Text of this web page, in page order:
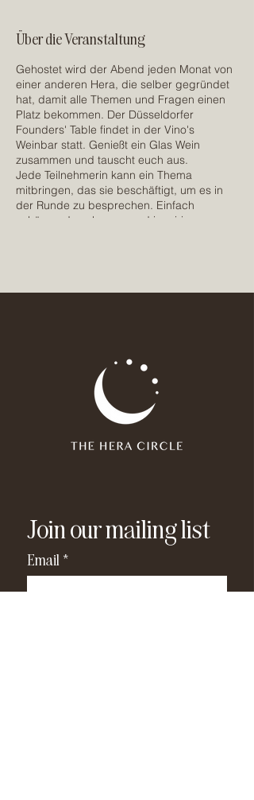
Über die Veranstaltung
Gehostet wird der Abend jeden Monat von
einer anderen Hera, die selber gegründet
hat, damit alle Themen und Fragen einen
Platz bekommen. Der Düsseldorfer
Founders' Table findet in der Vino's
Weinbar statt. Genießt ein Glas Wein
zusammen und tauscht euch aus.
Jede Teilnehmerin kann ein Thema
mitbringen, das sie beschäftigt, um es in
der Runde zu besprechen. Einfach
zuhören, dazu lernen und inspirieren
ähnlichen Situationen zu vernetzen und
Wir freuen uns auf euch
- Members only -
Join our mailing list
Email *